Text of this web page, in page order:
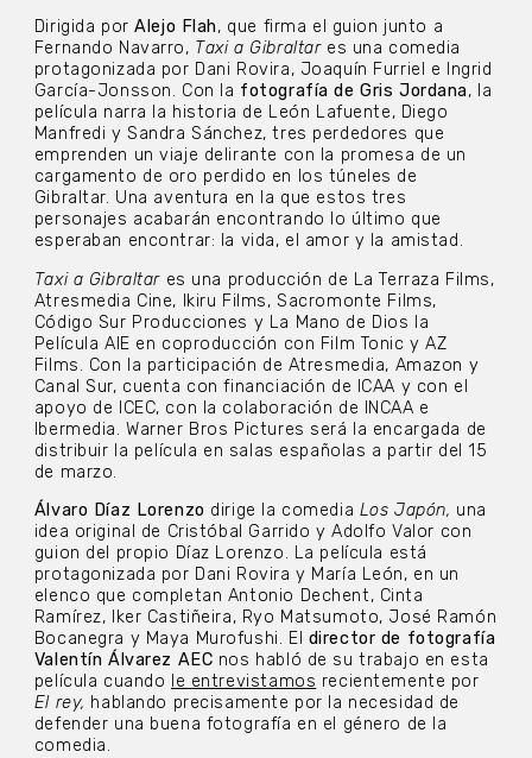
Dirigida porAlejo Flah, que firma el guion junto a
Fernando Navarro, Taxi a Gibraltares una comedia
protagonizada por Dani Rovira, Joaquín Furriel e Ingrid
García-Jonsson. Con la fotografía de Gris Jordana, la
película narra la historia de León Lafuente, Diego
Manfredi y Sandra Sánchez, tres perdedores que
emprenden un viaje delirante con la promesa de un
cargamento de oro perdido en los túneles de
Gibraltar. Una aventura en la que estos tres
personajes acabarán encontrando lo último que
esperaban encontrar: la vida, el amor y la amistad.
Taxi a Gibraltar es una producción de La Terraza Films,
Atresmedia Cine, Ikiru Films, Sacromonte Films,
Código Sur Producciones y La Mano de Dios la
Película AIE en coproducción con Film Tonic y AZ
Films. Con la participación de Atresmedia, Amazon y
Canal Sur, cuenta con financiación de ICAA y con el
apoyo de ICEC, con la colaboración de INCAA e
Ibermedia. Warner Bros Pictures será la encargada de
distribuir la película en salas españolas a partir del 15
de marzo.
Álvaro Díaz Lorenzo dirige la comedia Los Japón, una
idea original de Cristóbal Garrido y Adolfo Valor con
guion del propio Díaz Lorenzo. La película está
protagonizada por Dani Rovira y María León, en un
elenco que completan Antonio Dechent, Cinta
Ramírez, Iker Castiñeira, Ryo Matsumoto, José Ramón
Bocanegra y Maya Murofushi. El director de fotografía
Valentín Álvarez AEC nos habló de su trabajo en esta
película cuando
le entrevistamos recientemente por
El rey, hablando precisamente por la necesidad de
defender una buena fotografía en el género de la
comedia.